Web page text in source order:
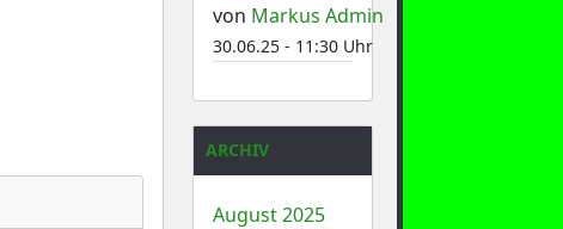
von Markus Admin
30.06.25 - 11:30 Uhr
ARCHIV
August 2025